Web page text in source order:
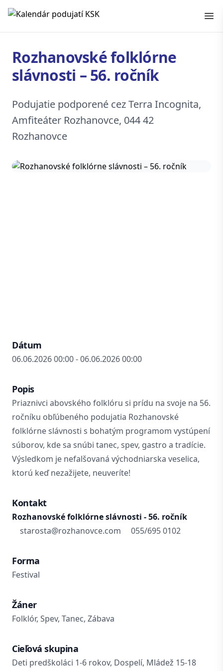
Kalendár podujatí KSK
Rozhanovské folklórne
slávnosti – 56. ročník
Podujatie podporené cez Terra Incognita,
Amfiteáter Rozhanovce, 044 42
Rozhanovce
Dátum
06.06.2026 00:00 - 06.06.2026 00:00
Popis
Priaznivci abovského folklóru si prídu na svoje na 56.
ročníku obľúbeného podujatia Rozhanovské
folklórne slávnosti s bohatým programom vystúpení
súborov, kde sa snúbi tanec, spev, gastro a tradície.
Výsledkom je nefalšovaná východniarska veselica,
ktorú keď nezažijete, neuveríte!
Kontakt
Rozhanovské folklórne slávnosti - 56. ročník
starosta@rozhanovce.com
055/695 0102
Forma
Festival
Žáner
Folklór, Spev, Tanec, Zábava
Cieľová skupina
Deti predškoláci 1-6 rokov, Dospelí, Mládež 15-18